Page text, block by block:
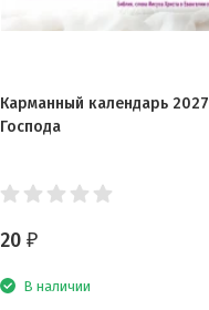
Карманный календарь
Господа
20 ₽
В наличии